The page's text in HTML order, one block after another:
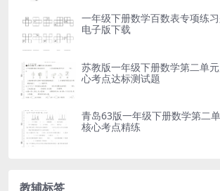
一年级下册数学百数表专项练
电子版下载
苏教版一年级下册数学第二单
心考点达标测试题
青岛63版一年级下册数学第二
核心考点精练
教辅标签